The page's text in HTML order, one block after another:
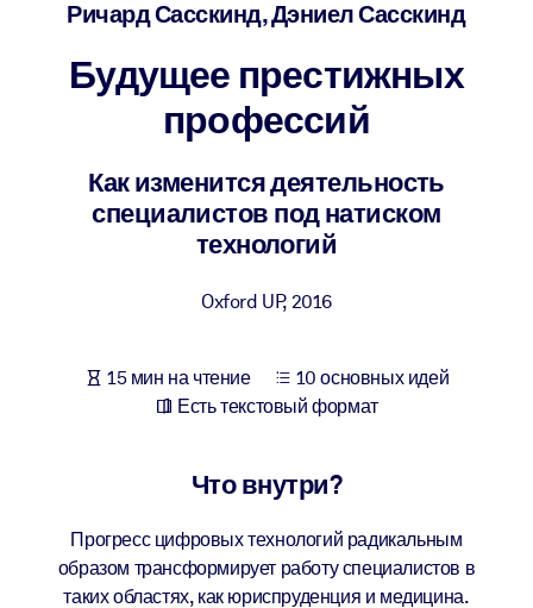
ПО СИСТЕМАМ
Интегрируйте краткие проверенные знания в вашу LMS/LXP для
лучших результатов обучения.
Для корпоративных библиотек
Обогатите корпоративную библиотеку надежными и готовыми к
Используйте надежные структурированные знания для
результатов ваших ИИ-систем.
Ричард Сасскинд, Дэниел Сасскинд
Будущее престижных
профессий
Как изменится деятельность
специалистов под натиском
технологий
Oxford UP, 2016
15 мин на чтение
10 основных идей
Есть текстовый формат
Что внутри?
Прогресс цифровых технологий радикальным
образом трансформирует работу специалистов в
таких областях, как юриспруденция и медицина.